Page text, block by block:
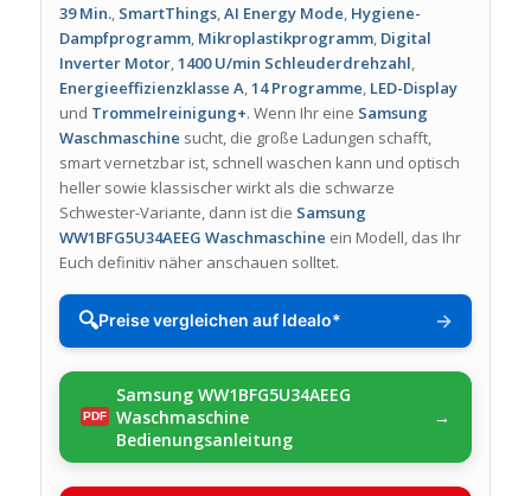
39 Min., SmartThings,AI Energy Mode, Hygiene-
Dampfprogramm, Mikroplastikprogramm, Digital
Inverter Motor,1400 U/min Schleuderdrehzahl,
Energieeffizienzklasse A,14 Programme, LED-Display
und Trommelreinigung+. Wenn Ihr eine Samsung
Waschmaschine sucht, die große Ladungen schafft,
smart vernetzbar ist, schnell waschen kann und optisch
heller sowie klassischer wirkt als die schwarze
Schwester-Variante, dann ist die Samsung
WW1BFG5U34AEEG Waschmaschine ein Modell, das Ihr
Euch definitiv näher anschauen solltet.
🔍Preise vergleichen auf Idealo* →
Samsung WW1BFG5U34AEEG
Waschmaschine
Bedienungsanleitung